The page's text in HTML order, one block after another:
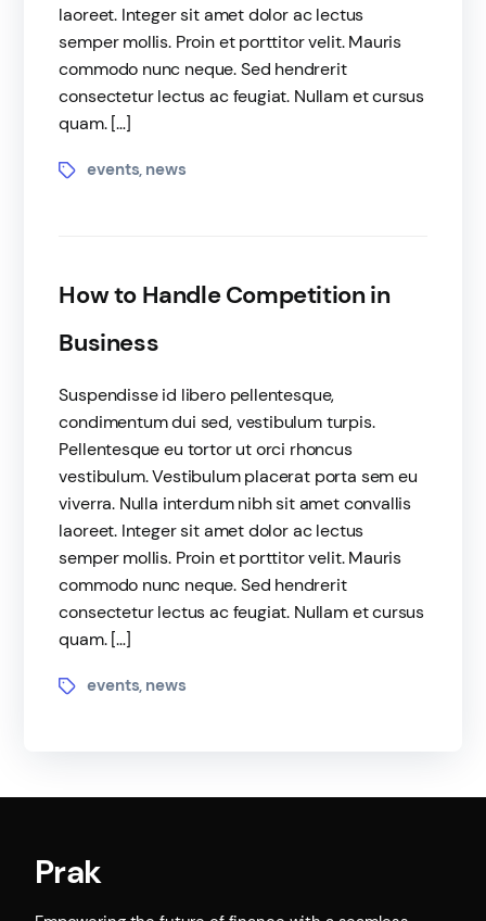
laoreet. Integer sit amet dolor ac lectus
semper mollis. Proin et porttitor velit. Mauris
commodo nunc neque. Sed hendrerit
consectetur lectus ac feugiat. Nullam et cursus
quam. […]
events, news
How to Handle Competition in
Business
Suspendisse id libero pellentesque,
condimentum dui sed, vestibulum turpis.
Pellentesque eu tortor ut orci rhoncus
vestibulum. Vestibulum placerat porta sem eu
viverra. Nulla interdum nibh sit amet convallis
laoreet. Integer sit amet dolor ac lectus
semper mollis. Proin et porttitor velit. Mauris
commodo nunc neque. Sed hendrerit
consectetur lectus ac feugiat. Nullam et cursus
quam. […]
events, news
Prak